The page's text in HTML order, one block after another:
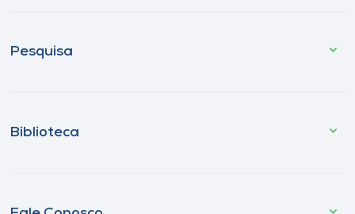
Pesquisa
Biblioteca